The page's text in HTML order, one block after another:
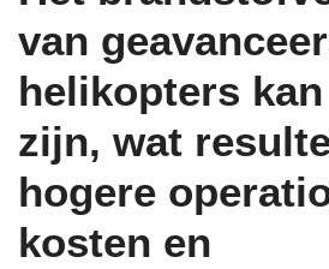
van
helikopters
zijn, wat
hogere
kosten en